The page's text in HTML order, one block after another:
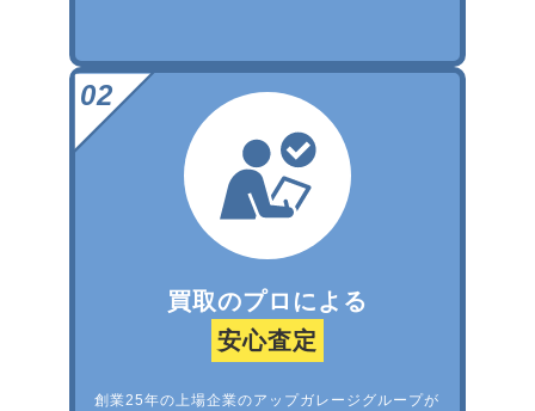
買取のプロによる
安心査定
創業25年の上場企業のアップガレージグループが